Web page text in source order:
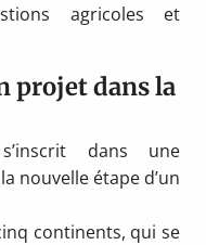
agricoles et
projet dans la
dans une
nouvelle étape d’un
continents, qui se